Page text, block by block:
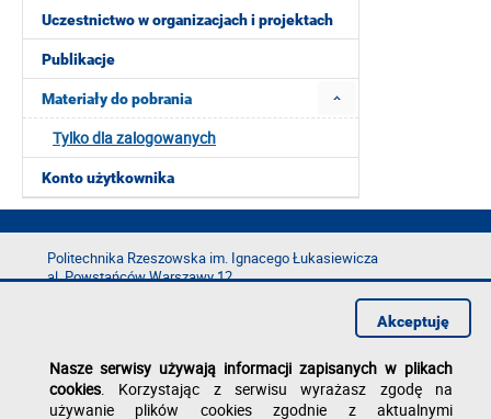
Uczestnictwo w organizacjach i projektach
Publikacje
Materiały do pobrania
Tylko dla zalogowanych
Konto użytkownika
Politechnika Rzeszowska im. Ignacego Łukasiewicza
al. Powstańców Warszawy 12
e-mail:kancelaria@prz.edu.pl
Deklaracja dostępności
Nasze serwisy używają informacji zapisanych w plikach
cookies. Korzystając z serwisu wyrażasz zgodę na
używanie plików cookies zgodnie z aktualnymi
Akceptuję